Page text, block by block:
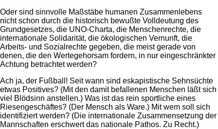
Oder sind sinnvolle Maßstäbe humanen Zusammenlebens
nicht schon durch die historisch bewußte Volldeutung des
Grundgesetzes, die UNO-Charta, die Menschenrechte, die
internationale Solidarität, die ökologischen Vernunft, die
Arbeits- und Sozialrechte gegeben, die meist gerade von
denen, die den Wertegehorsam fordern, in nur eingeschränkter
Achtung betrachtet werden?
Ach ja, der Fußball! Seit wann sind eskapistische Sehnsüchte
etwas Positives? (Mit den damit befallenen Menschen läßt sich
viel Blödsinn anstellen.) Was ist das rein sportliche eines
Riesengeschäftes? (Der Mensch als Ware.) Mit wem soll sich
identifiziert werden? (Die internationale Zusammensetzung der
Mannschaften erschwert das nationale Pathos. Zu Recht.)